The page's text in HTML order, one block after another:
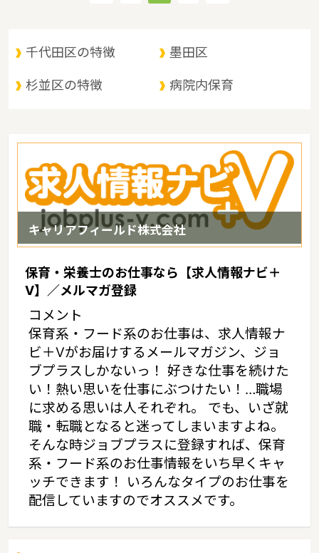
千代田区の特徴 墨田区
杉並区の特徴 病院内保育
キャリアフィールド株式会社
保育・栄養士のお仕事なら【求人情報ナビ＋
V】／メルマガ登録
コメント
保育系・フード系のお仕事は、求人情報ナ
ビ＋Vがお届けするメールマガジン、ジョ
ブプラスしかないっ！ 好きな仕事を続けた
い！熱い思いを仕事にぶつけたい！…職場
に求める思いは人それぞれ。 でも、いざ就
職・転職となると迷ってしまいますよね。
そんな時ジョブプラスに登録すれば、保育
系・フード系のお仕事情報をいち早くキャ
ッチできます！ いろんなタイプのお仕事を
配信していますのでオススメです。